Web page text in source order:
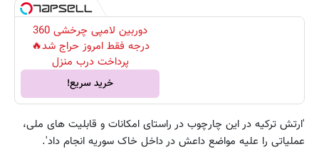
دوربین لامپی چرخشی 360
درجه فقط امروز حراج شد🔥
پرداخت درب منزل
خرید سریع!
'ارتش ترکیه در این چارچوب در راستای امکانات و قابلیت های ملی،
عملیاتی را علیه مواضع داعش در داخل خاک سوریه انجام داد'.